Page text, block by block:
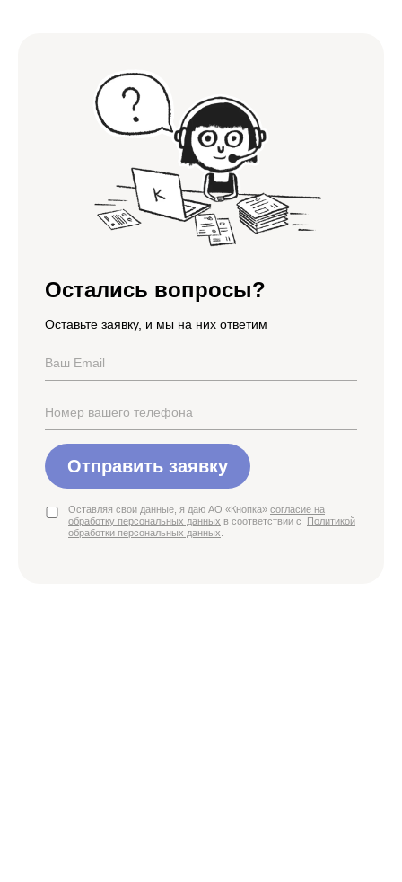
Остались вопросы?
Оставьте заявку, и мы на них ответим
Отправить заявку
Оставляя свои данные, я даю АО «Кнопка» согласие на
обработку персональных данных в соответствии с
Политикой
обработки персональных данных